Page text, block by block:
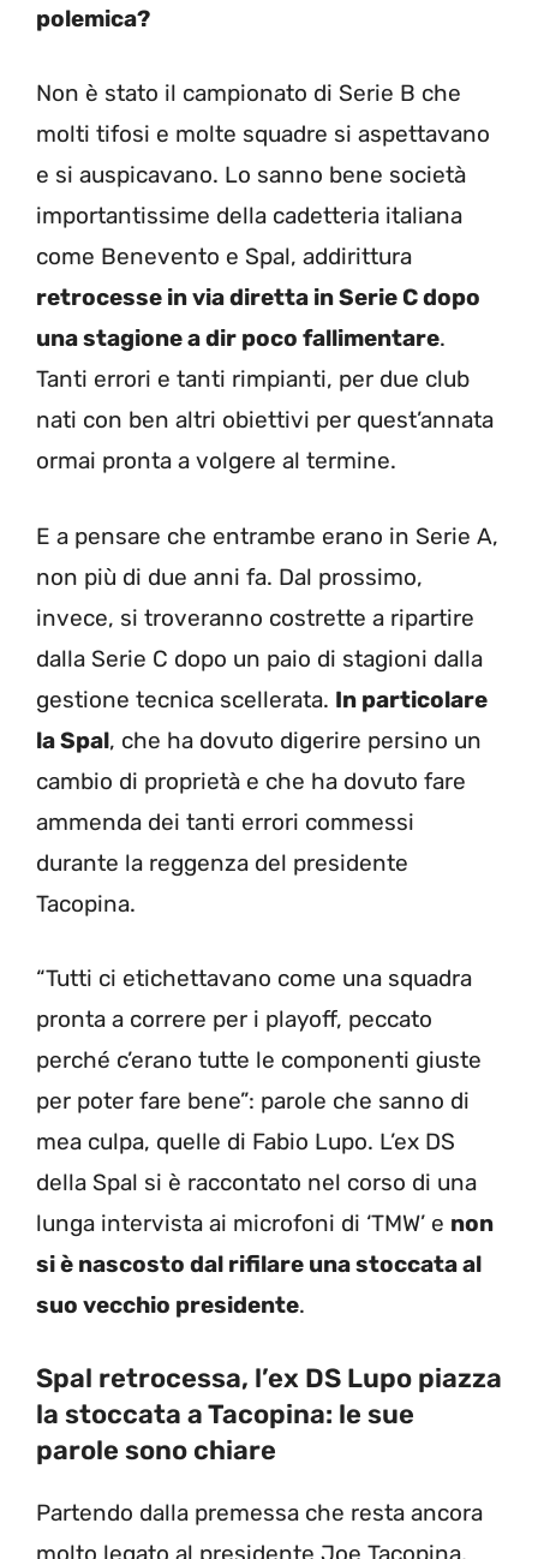
polemica?
Non è stato il campionato di Serie B che
molti tifosi e molte squadre si aspettavano
e si auspicavano. Lo sanno bene società
importantissime della cadetteria italiana
come Benevento e Spal, addirittura
retrocesse in via diretta in Serie C dopo
una stagione a dir poco fallimentare.
Tanti errori e tanti rimpianti, per due club
nati con ben altri obiettivi per quest’annata
ormai pronta a volgere al termine.
E a pensare che entrambe erano in Serie A,
non più di due anni fa. Dal prossimo,
invece, si troveranno costrette a ripartire
dalla Serie C dopo un paio di stagioni dalla
gestione tecnica scellerata. In particolare
la Spal, che ha dovuto digerire persino un
cambio di proprietà e che ha dovuto fare
ammenda dei tanti errori commessi
durante la reggenza del presidente
Tacopina.
“Tutti ci etichettavano come una squadra
pronta a correre per i playoff, peccato
perché c’erano tutte le componenti giuste
per poter fare bene”: parole che sanno di
mea culpa, quelle di Fabio Lupo. L’ex DS
della Spal si è raccontato nel corso di una
lunga intervista ai microfoni di ‘TMW’ e non
si è nascosto dal rifilare una stoccata al
suo vecchio presidente.
Spal retrocessa, l’ex DS Lupo piazza
la stoccata a Tacopina: le sue
parole sono chiare
Partendo dalla premessa che resta ancora
molto legato al presidente Joe Tacopina,